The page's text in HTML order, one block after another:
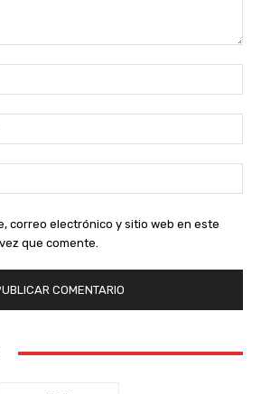
correo electrónico y sitio web en este
que comente.